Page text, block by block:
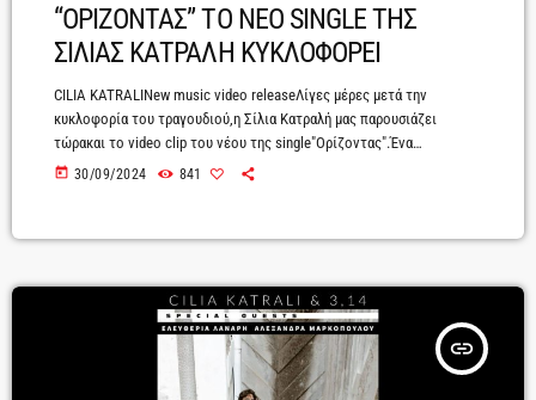
“ΟΡΙΖΟΝΤΑΣ” ΤΟ ΝΕΟ SINGLE ΤΗΣ
ΣΙΛΙΑΣ ΚΑΤΡΑΛΗ ΚΥΚΛΟΦΟΡΕΙ
CILIA KATRALINew music video releaseΛίγες μέρες μετά την
κυκλοφορία του τραγουδιού,η Σίλια Κατραλή μας παρουσιάζει
τώρακαι το video clip του νέου της single"Ορίζοντας".Ένα
ευφάνταστο οπτικό ταξίδι μεταξύ ρεαλισμού και φαντασίας,με την
την παράξενη ιστορία μιας σερβιτόρας που θέλει να πιστέψει πολύ
φαντασιακού κόσμου.Όταν κοιτά κανείς μακριά ως τον ορίζοντα η
πραγματικότητα με την […]
today 30/09/2024 841
insert_link